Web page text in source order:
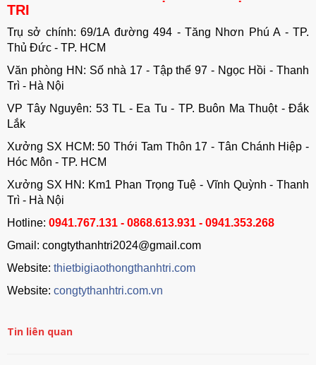
TRI
Trụ sở chính: 69/1A đường 494 - Tăng Nhơn Phú A - TP.
Thủ Đức - TP. HCM
Văn phòng HN: Số nhà 17 - Tập thể 97 - Ngọc Hồi - Thanh
Trì - Hà Nội
VP Tây Nguyên: 53 TL - Ea Tu - TP. Buôn Ma Thuột - Đắk
Lắk
Xưởng SX HCM: 50 Thới Tam Thôn 17 - Tân Chánh Hiệp -
Hóc Môn - TP. HCM
Xưởng SX HN: Km1 Phan Trọng Tuệ - Vĩnh Quỳnh - Thanh
Trì - Hà Nội
Hotline: 0941.767.131 - 0868.613.931 - 0941.353.268
Gmail: congtythanhtri2024@gmail.com
Website: thietbigiaothongthanhtri.com
Website: congtythanhtri.com.vn
Tin liên quan